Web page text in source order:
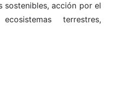
sostenibles, acción por el
terrestres,